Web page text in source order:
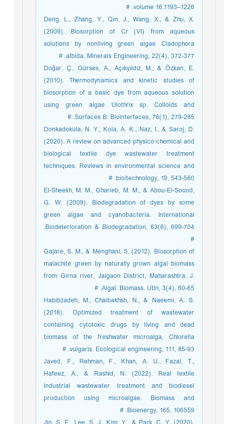
volume 16:1193–1226. #
Deng, L., Zhang, Y., Qin, J., Wang, X., & Zhu, X.
(2009). Biosorption of Cr (VI) from aqueous
solutions by nonliving green algae Cladophora
albida. Minerals Engineering, 22(4), 372-377. #
Doğar, Ç., Gürses, A., Açıkyıldız, M., & Özkan, E.
(2010). Thermodynamics and kinetic studies of
biosorption of a basic dye from aqueous solution
using green algae Ulothrix sp. Colloids and
Surfaces B: Biointerfaces, 76(1), 279-285. #
Donkadokula, N. Y., Kola, A. K., Naz, I., & Saroj, D.
(2020). A review on advanced physico-chemical and
biological textile dye wastewater treatment
techniques. Reviews in environmental science and
bio/technology, 19, 543-560. #
El-Sheekh, M. M., Gharieb, M. M., & Abou-El-Souod,
G. W. (2009). Biodegradation of dyes by some
green algae and cyanobacteria. International
Biodeterioration & Biodegradation, 63(6), 699-704.
#
Gajare, S. M., & Menghani, S. (2012). Biosorption of
malachite green by naturally grown algal biomass
from Girna river, Jalgaon District, Maharashtra. J.
Algal. Biomass. Utln, 3(4), 60-65. #
Habibzadeh, M., Chaibakhsh, N., & Naeemi, A. S.
(2018). Optimized treatment of wastewater
containing cytotoxic drugs by living and dead
biomass of the freshwater microalga, Chlorella
vulgaris. Ecological engineering, 111, 85-93. #
Javed, F., Rehman, F., Khan, A. U., Fazal, T.,
Hafeez, A., & Rashid, N. (2022). Real textile
industrial wastewater treatment and biodiesel
production using microalgae. Biomass and
Bioenergy, 165, 106559. #